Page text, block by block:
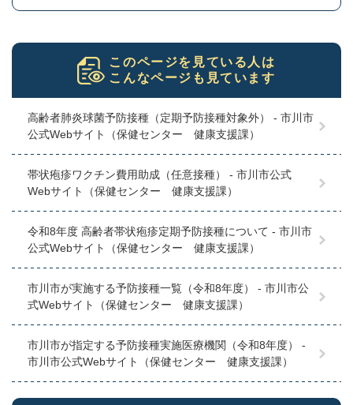
このページを見ている人は
こんなページも見ています
高齢者肺炎球菌予防接種（定期予防接種対象外） - 市川市
公式Webサイト（保健センター 健康支援課）
帯状疱疹ワクチン費用助成（任意接種） - 市川市公式
Webサイト（保健センター 健康支援課）
令和8年度 高齢者帯状疱疹定期予防接種について - 市川市
公式Webサイト（保健センター 健康支援課）
市川市が実施する予防接種一覧（令和8年度） - 市川市公
式Webサイト（保健センター 健康支援課）
市川市が指定する予防接種実施医療機関（令和8年度） -
市川市公式Webサイト（保健センター 健康支援課）